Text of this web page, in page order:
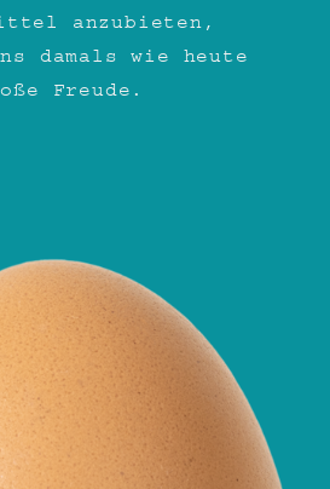
anzubieten,
damals wie heute
Freude.